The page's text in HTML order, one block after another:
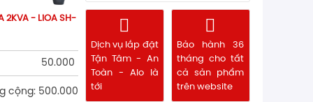
2KVA - LiOA SH-
50.000
cộng: 500.000
Dịch vụ lắp đặt
Tận Tâm - An
Toàn - Alo là
tới
Bảo hành 36
tháng cho tất
cả sản phẩm
trên website